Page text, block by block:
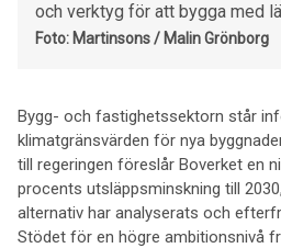
och verktyg för att bygga med
Foto: Martinsons / Malin Grönborg
Bygg- och fastighetssektorn står
klimatgränsvärden för nya
till regeringen föreslår Boverket en
procents utsläppsminskning till
alternativ har analyserats och
Stödet för en högre ambitionsnivå